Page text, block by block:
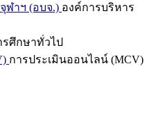
ฬาฯ (อบจ.) องค์การบริหาร
ศึกษาทั่วไป
การประเมินออนไลน์ (MCV)